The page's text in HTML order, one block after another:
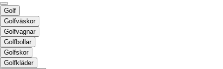
Golf
Golfväskor
Golfvagnar
Golfbollar
Golfskor
Golfkläder